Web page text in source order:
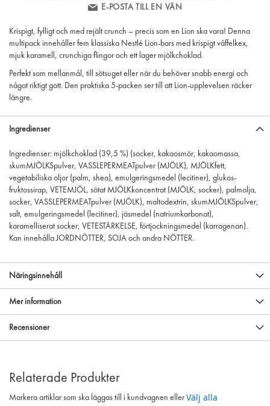
E-POSTA TILL EN VÄN
Krispigt, fylligt och med rejält crunch – precis som en Lion ska vara! Denna
multipack innehåller fem klassiska Nestlé Lion-bars med krispigt våffelkex,
mjuk karamell, crunchiga flingor och ett lager mjölkchoklad.
Perfekt som mellanmål, till sötsuget eller när du behöver snabb energi och
något riktigt gott. Den praktiska 5-packen ser till att Lion-upplevelsen räcker
längre.
Ingredienser
Ingredienser: mjölkchoklad (39,5 %) (socker, kakaosmör, kakaomassa,
skumMJÖLKSpulver, VASSLEPERMEATpulver (MJÖLK), MJÖLKfett,
vegetabiliska oljor (palm, shea), emulgeringsmedel (lecitiner), glukos-
fruktossirap, VETEMJÖL, sötat MJÖLKkoncentrat (MJÖLK, socker), palmolja,
socker, VASSLEPERMEATpulver (MJÖLK), maltodextrin, skumMJÖLKSpulver,
salt, emulgeringsmedel (lecitiner), jäsmedel (natriumkarbonat),
karamelliserat socker, VETESTÄRKELSE, förtjockningsmedel (karragenan).
Kan innehålla JORDNÖTTER, SOJA och andra NÖTTER.
Näringsinnehåll
Mer information
Recensioner
Relaterade Produkter
Markera artiklar som ska läggas till i kundvagnen eller Välj alla